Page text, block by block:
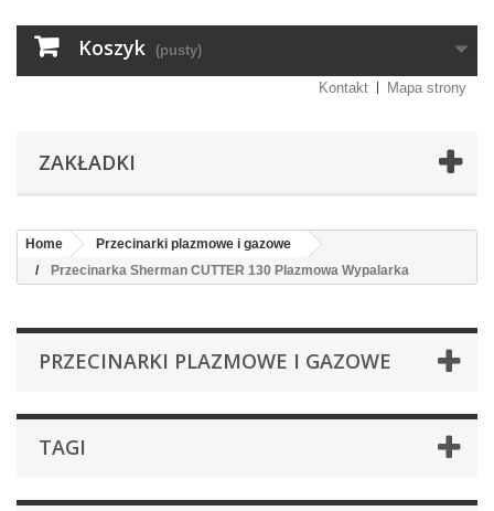
Koszyk (pusty)
Kontakt Mapa strony
ZAKŁADKI
Home
Przecinarki plazmowe i gazowe
Przecinarka Sherman CUTTER 130 Plazmowa Wypalarka
PRZECINARKI PLAZMOWE I GAZOWE
TAGI